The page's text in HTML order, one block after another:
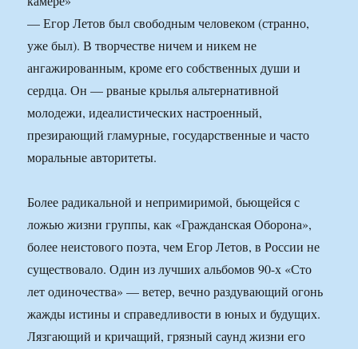
— Егор Летов был свободным человеком (странно,
уже был). В творчестве ничем и никем не
ангажированным, кроме его собственных души и
сердца. Он — рваные крылья альтернативной
молодежи, идеалистических настроенный,
презирающий гламурные, государственные и часто
моральные авторитеты.
Более радикальной и непримиримой, бьющейся с
ложью жизни группы, как «Гражданская Оборона»,
более неистового поэта, чем Егор Летов, в России не
существовало. Один из лучших альбомов 90-х «Сто
лет одиночества» — ветер, вечно раздувающий огонь
жажды истины и справедливости в юных и будущих.
Лязгающий и кричащий, грязный саунд жизни его